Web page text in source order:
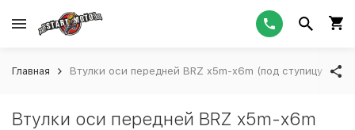
Главная Втулки оси передней BRZ x5m-x6m (под ступицу тип
Втулки оси передней BRZ x5m-x6m